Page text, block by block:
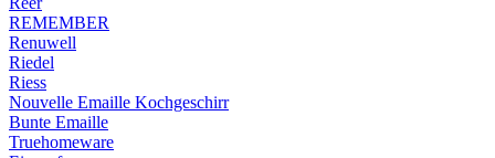
REMEMBER
Renuwell
Riedel
Riess
Nouvelle Emaille Kochgeschirr
Bunte Emaille
Truehomeware